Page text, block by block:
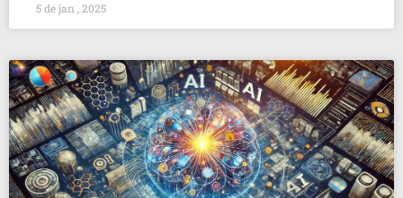
5 de jan , 2025